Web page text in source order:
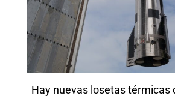
Hay nuevas losetas térmicas